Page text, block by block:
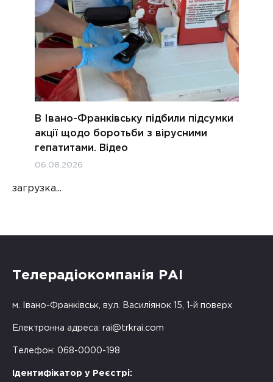
В Івано-Франківську підбили підсумки
акції щодо боротьби з вірусними
гепатитами. Відео
06.08.2026
загрузка...
Телерадіокомпанія РАІ
м. Івано-Франківськ, вул. Василіянок 15, 1-й поверх
Електронна адреса: rai@trkrai.com
Телефон: 068-0000-198
Ідентифікатор у Реєстрі: